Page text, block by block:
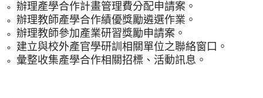
辦理產學合作計畫管理費分配申請案。
辦理教師產學合作績優獎勵遴選作業。
辦理教師參加產業研習獎勵申請案。
建立與校外產官學研訓相關單位之聯絡窗口。
彙整收集產學合作相關招標、活動訊息。